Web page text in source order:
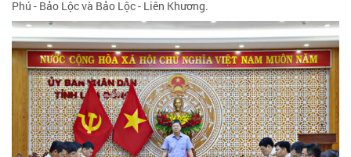
Phú - Bảo Lộc và Bảo Lộc - Liên Khương.